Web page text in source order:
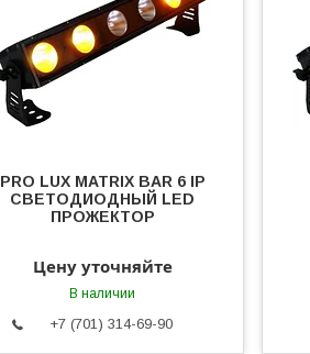
PRO LUX MATRIX BAR 6 IP
СВЕТОДИОДНЫЙ LED
ПРОЖЕКТОР
Цену уточняйте
В наличии
+7 (701) 314-69-90